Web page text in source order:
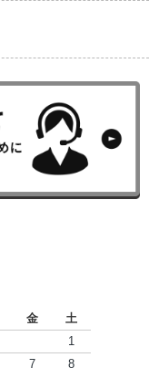
金
土
1
7
8